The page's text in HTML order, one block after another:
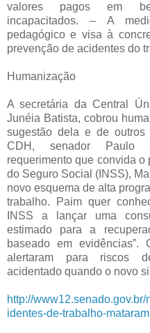
valores pagos em
incapacitados. – A
pedagógico e visa à
prevenção de acidentes do
Humanização
A secretária da Central
Junéia Batista, cobrou
sugestão dela e de outros
CDH, senador Paulo
requerimento que convida o
do Seguro Social (INSS),
novo esquema de alta
trabalho. Paim quer
INSS a lançar uma
estimado para a
baseado em evidências”.
alertaram para riscos
acidentado quando o novo
http://
identes-de-trabalho-